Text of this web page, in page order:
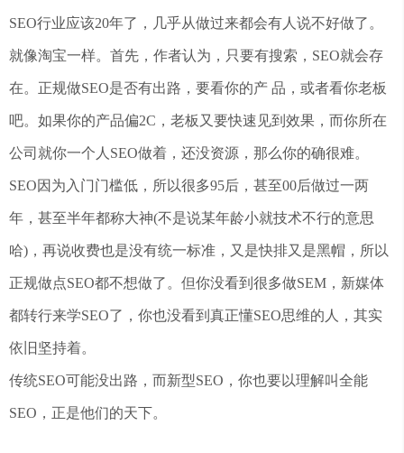
SEO行业应该20年了，几乎从做过来都会有人说不好做了。
就像淘宝一样。首先，作者认为，只要有搜索，SEO就会存
在。正规做SEO是否有出路，要看你的产 品，或者看你老板
吧。如果你的产品偏2C，老板又要快速见到效果，而你所在
公司就你一个人SEO做着，还没资源，那么你的确很难。
SEO因为入门门槛低，所以很多95后，甚至00后做过一两
年，甚至半年都称大神(不是说某年龄小就技术不行的意思
哈)，再说收费也是没有统一标准，又是快排又是黑帽，所以
正规做点SEO都不想做了。但你没看到很多做SEM，新媒体
都转行来学SEO了，你也没看到真正懂SEO思维的人，其实
依旧坚持着。
传统SEO可能没出路，而新型SEO，你也要以理解叫全能
SEO，正是他们的天下。